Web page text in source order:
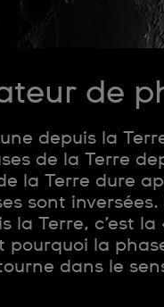
de
depuis la
de la Terre
la Terre dure
sont
la Terre, c’est
pourquoi la
dans le